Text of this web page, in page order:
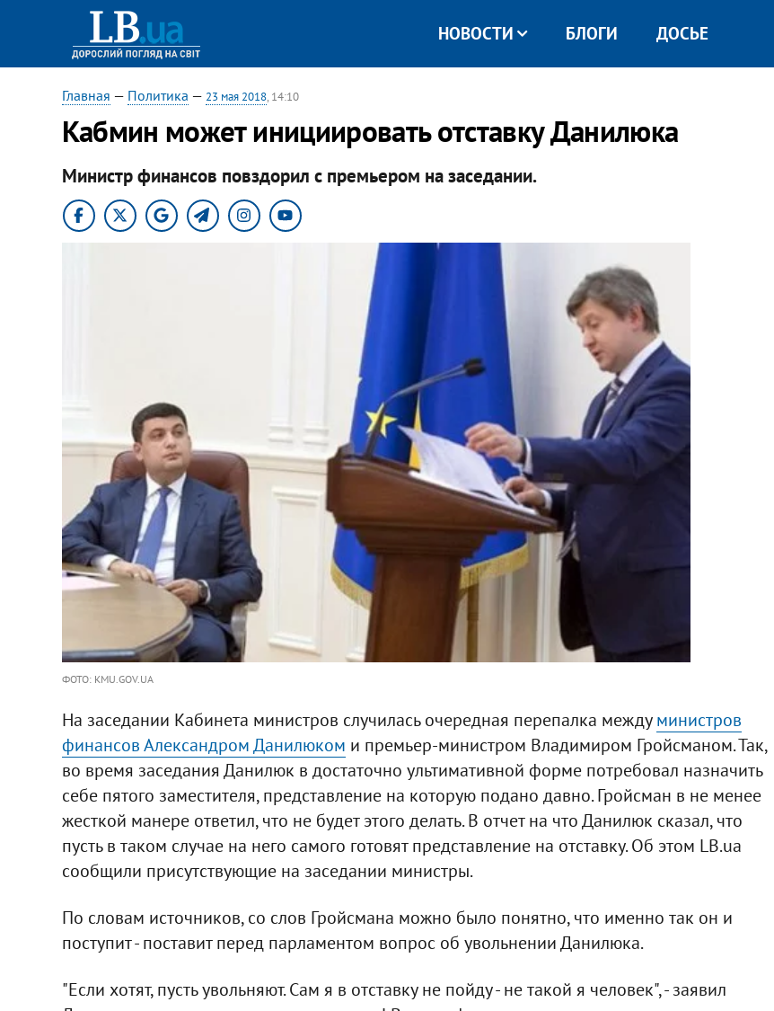
НОВОСТИ БЛОГИ ДОСЬЕ
Главная — Политика — 23 мая 2018, 14:10
Кабмин может инициировать отставку Данилюка
Министр финансов повздорил с премьером на заседании.
ФОТО: KMU.GOV.UA
На заседании Кабинета министров случилась очередная перепалка междуминистров
финансов Александром Данилюком и премьер-министром Владимиром Гройсманом. Так,
во время заседания Данилюк в достаточно ультимативной форме потребовал назначить
себе пятого заместителя, представление на которую подано давно. Гройсман в не менее
жесткой манере ответил, что не будет этого делать. В отчет на что Данилюк сказал, что
пусть в таком случае на него самого готовят представление на отставку. Об этом LB.ua
сообщили присутствующие на заседании министры.
По словам источников, со слов Гройсмана можно было понятно, что именно так он и
поступит - поставит перед парламентом вопрос об увольнении Данилюка.
"Если хотят, пусть увольняют. Сам я в отставку не пойду - не такой я человек", - заявил